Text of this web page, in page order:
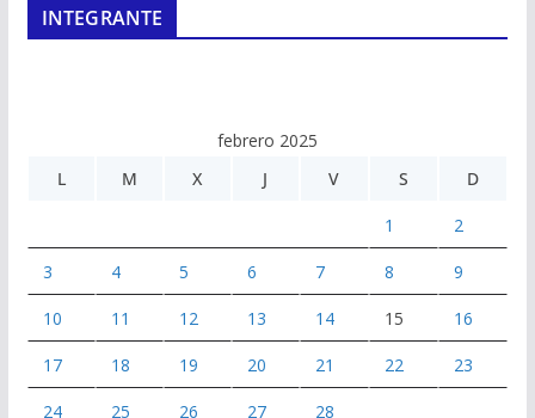
INTEGRANTE
febrero 2025
L
M X J V S D
1 2
3 4 5 6 7 8 9
10 11 12 13 14 15 16
17 18 19 20 21 22 23
24 25 26 27 28